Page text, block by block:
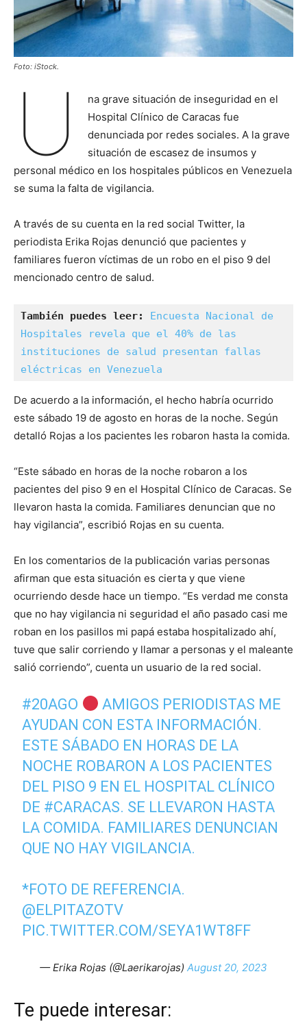
Foto: iStock.
U
na grave situación de inseguridad en el
Hospital Clínico de Caracas fue
denunciada por redes sociales. A la grave
situación de escasez de insumos y
personal médico en los hospitales públicos en Venezuela
se suma la falta de vigilancia.
A través de su cuenta en la red social Twitter, la
periodista Erika Rojas denunció que pacientes y
familiares fueron víctimas de un robo en el piso 9 del
mencionado centro de salud.
También puedes leer:
Encuesta Nacional de
Hospitales revela que el 40% de las
instituciones de salud presentan fallas
eléctricas en Venezuela
De acuerdo a la información, el hecho habría ocurrido
este sábado 19 de agosto en horas de la noche. Según
detalló Rojas a los pacientes les robaron hasta la comida.
“Este sábado en horas de la noche robaron a los
pacientes del piso 9 en el Hospital Clínico de Caracas. Se
llevaron hasta la comida. Familiares denuncian que no
hay vigilancia”, escribió Rojas en su cuenta.
En los comentarios de la publicación varias personas
afirman que esta situación es cierta y que viene
ocurriendo desde hace un tiempo. “Es verdad me consta
que no hay vigilancia ni seguridad el año pasado casi me
roban en los pasillos mi papá estaba hospitalizado ahí,
tuve que salir corriendo y llamar a personas y el maleante
salió corriendo”, cuenta un usuario de la red social.
#20AGO
AMIGOS PERIODISTAS ME
AYUDAN CON ESTA INFORMACIÓN.
ESTE SÁBADO EN HORAS DE LA
NOCHE ROBARON A LOS PACIENTES
DEL PISO 9 EN EL HOSPITAL CLÍNICO
DE #CARACAS. SE LLEVARON HASTA
LA COMIDA. FAMILIARES DENUNCIAN
QUE NO HAY VIGILANCIA.
*FOTO DE REFERENCIA.
@ELPITAZOTV
PIC.TWITTER.COM/SEYA1WT8FF
— Erika Rojas (@Laerikarojas) August 20, 2023
Te puede interesar: